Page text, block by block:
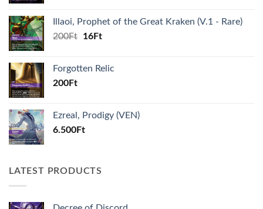
Illaoi, Prophet of the Great Kraken (V.1 - Rare)
200Ft
Original
200Ft.
16FtCurrent
16Ft.
Forgotten Relic
200Ft
Ezreal, Prodigy (VEN)
6.500Ft
LATEST PRODUCTS